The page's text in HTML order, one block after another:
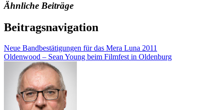
Ähnliche Beiträge
Beitragsnavigation
Neue Bandbestätigungen für das Mera Luna 2011
Oldenwood – Sean Young beim Filmfest in Oldenburg